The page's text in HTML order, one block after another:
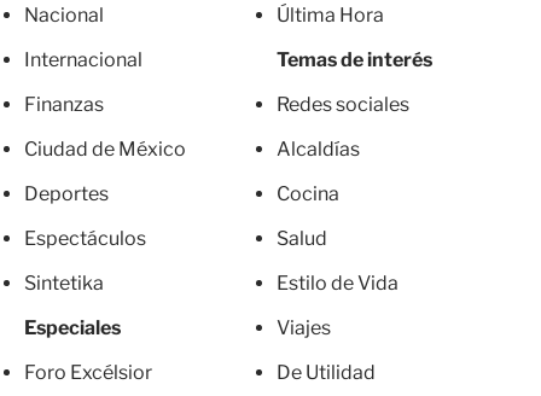
Nacional
Internacional
Finanzas
Ciudad de México
Deportes
Espectáculos
Sintetika
Especiales
Foro Excélsior
Última Hora
Temas de interés
Redes sociales
Alcaldías
Cocina
Salud
Estilo de Vida
Viajes
De Utilidad